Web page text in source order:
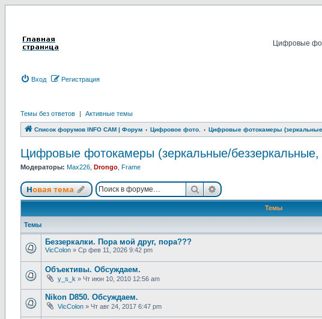
Цифровые
Вход Регистрация
Темы без ответов | Активные темы
Список форумов INFO CAM | Форум Цифровое фото. Цифровые фотокамеры
Цифровые фотокамеры (зеркальные/
Модераторы: Max226 Drongo Frame
Новая тема
Новая тема ПоискРасширенный поиск
Темы
Темы
Беззеркалки. Пора мой друг, пора???
VicColon » Ср фев 11, 2026 9:42 pm
Объективы. Обсуждаем.
y_s_k » Чт июн 10, 2010 12:56 am
Nikon D850. Обсуждаем.
VicColon » Чт авг 24, 2017 6:47 pm